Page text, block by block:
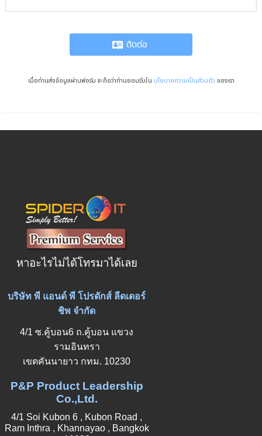
ติดต่อ
เมื่อท่านส่งข้อมูลผ่านฟอร์ม จะถือว่าท่านยอมรับใน นโยบายความเป็นส่วนตัว ของเรา
หาอะไรไม่ได้โทรมาได้เลย
บริษัท พี แอนด์ พี โปรดักส์ ลีดเดอร์
ชิพ จำกัด
4/1 ซ.คู้บอน6 ถ.คู้บอน แขวง
รามอินทรา
เขตคันนายาว กทม. 10230
P&P Product Leadership
Co.,Ltd.
4/1 Soi Kubon 6 , Kubon Road ,
Ram Inthra , Khannayao , Bangkok